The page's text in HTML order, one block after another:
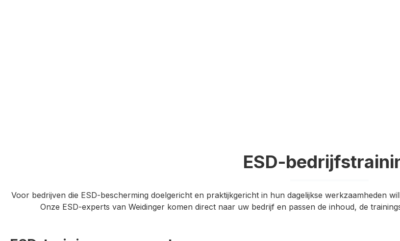
ESD-
Voor bedrijven die ESD-bescherming doelgericht en praktijkgericht in hun dagelijkse werkzaamheden
Onze ESD-experts van Weidinger komen direct naar uw bedrijf en passen de inhoud, de